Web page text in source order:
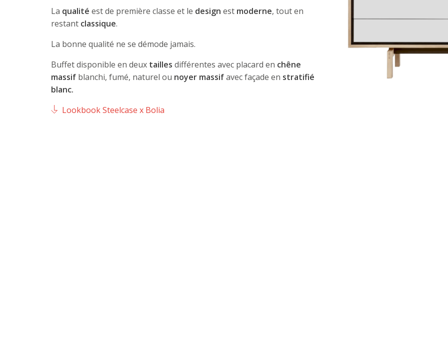
La qualité est de première classe et le design est moderne, tout en
restant classique.
La bonne qualité ne se démode jamais.
Buffet disponible en deux tailles différentes avec placard en chêne
massif blanchi, fumé, naturel ou noyer massifavec façade en stratifié
blanc.
Lookbook Steelcase x Bolia